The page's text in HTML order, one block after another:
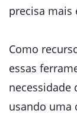
precisa mais
Como
essas
necessidade
usando uma